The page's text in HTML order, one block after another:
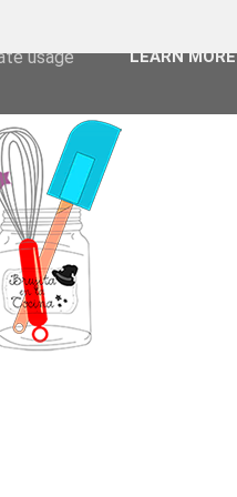
agent
usage
LEARN MORE